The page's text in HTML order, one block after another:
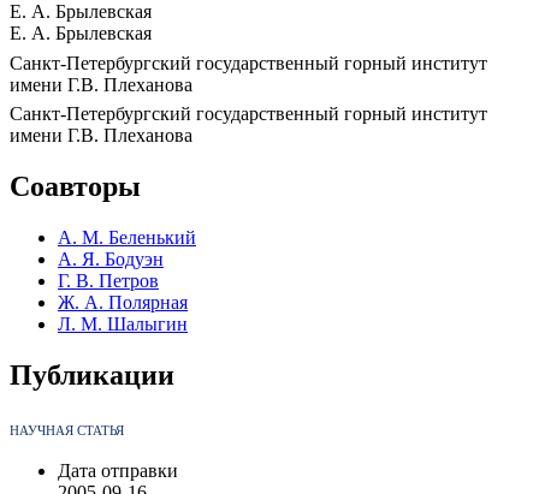
Е. А. Брылевская
Е. А. Брылевская
Санкт-Петербургский государственный горный институт
имени Г.В. Плеханова
Санкт-Петербургский государственный горный институт
имени Г.В. Плеханова
Соавторы
А. М. Беленький
А. Я. Бодуэн
Г. В. Петров
Ж. А. Полярная
Л. М. Шалыгин
Публикации
НАУЧНАЯ СТАТЬЯ
Дата отправки